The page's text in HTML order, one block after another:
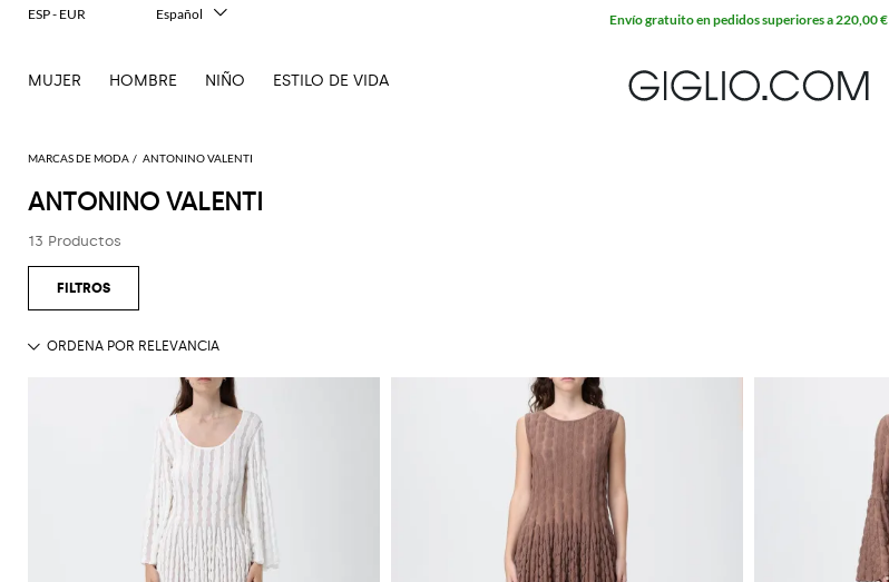
MARCAS DE MODA ANTONINO VALENTI
ANTONINO VALENTI
13 Productos
MUJER HOMBRE NIÑO ESTILO DE VIDA
Envío gratuito en pedidos superiores a 220,00 €
ESP - EUR
Español
Français
日本語
Русский